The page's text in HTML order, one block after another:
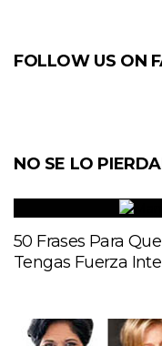
FOLLOW US ON
NO SE LO
50 Frases Para
Tengas Fuerza